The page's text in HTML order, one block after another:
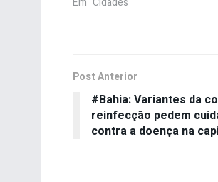
Post Anterior
#Bahia: Variantes da
reinfecção pedem
contra a doença na